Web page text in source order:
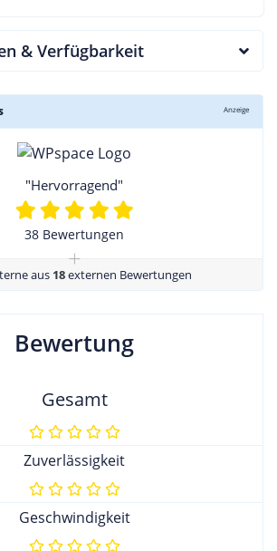
& Verfügbarkeit
Anzeige
"Hervorragend"
38 Bewertungen
+
aus 18externen Bewertungen
Bewertung
Gesamt
Zuverlässigkeit
Geschwindigkeit